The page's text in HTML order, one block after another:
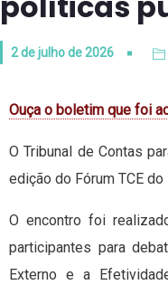
2 de julho de 2026
Ouça o boletim que foi
O Tribunal de Contas
edição do Fórum TCE
O encontro foi
participantes para
Externo e a